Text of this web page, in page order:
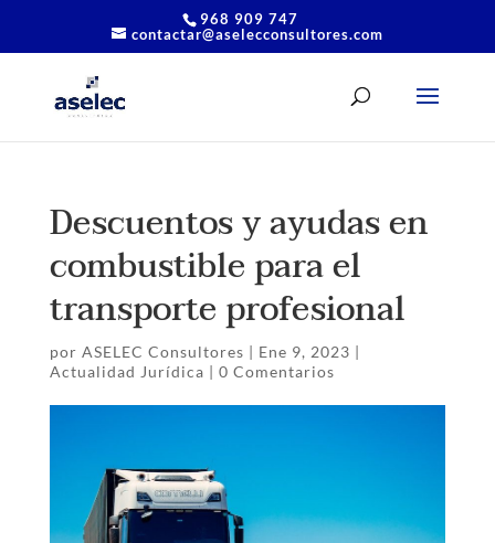
968 909 747
contactar@aselecconsultores.com
Descuentos y ayudas en
combustible para el
transporte profesional
por ASELEC Consultores | Ene 9, 2023 |
Actualidad Jurídica | 0 Comentarios